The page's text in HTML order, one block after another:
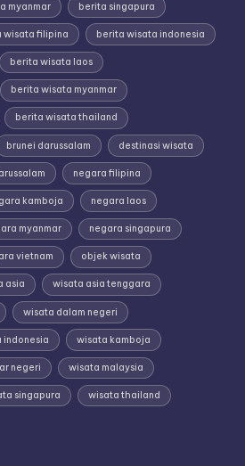
myanmar berita singapura
wisata filipina berita wisata indonesia
berita wisata laos
berita wisata myanmar
berita wisata thailand
brunei darussalam destinasi wisata
negara filipina
kamboja negara laos
myanmar negara singapura
vietnam objek wisata
asia wisata asia tenggara
wisata dalam negeri
indonesia wisata kamboja
negeri wisata malaysia
singapura wisata thailand